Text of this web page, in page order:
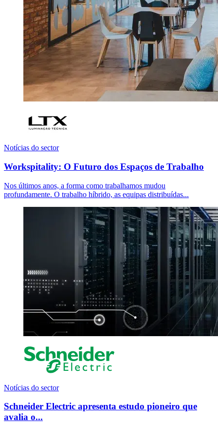
Notícias do sector
Workspitality: O Futuro dos Espaços de Trabalho
Nos últimos anos, a forma como trabalhamos mudou
profundamente. O trabalho híbrido, as equipas distribuídas...
Notícias do sector
Schneider Electric apresenta estudo pioneiro que
avalia o...